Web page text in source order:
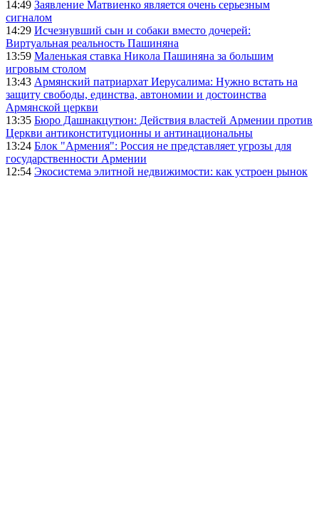
14:49 Заявление Матвиенко является очень серьезным
сигналом
14:29 Исчезнувший сын и собаки вместо дочерей:
Виртуальная реальность Пашиняна
13:59 Маленькая ставка Никола Пашиняна за большим
игровым столом
13:43 Армянский патриархат Иерусалима: Нужно встать на
защиту свободы, единства, автономии и достоинства
Армянской церкви
13:35 Бюро Дашнакцутюн: Действия властей Армении против
Церкви антиконституционны и антинациональны
13:24 Блок "Армения": Россия не представляет угрозы для
государственности Армении
12:54 Экосистема элитной недвижимости: как устроен рынок